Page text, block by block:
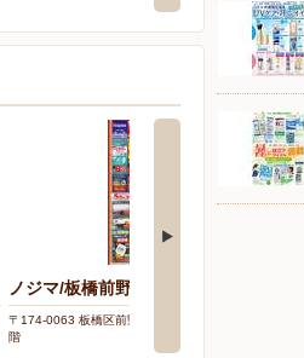
ノジマ/板橋前野町店
〒174-0063 板橋区前野町3-20-1ヒューリック志村坂
階